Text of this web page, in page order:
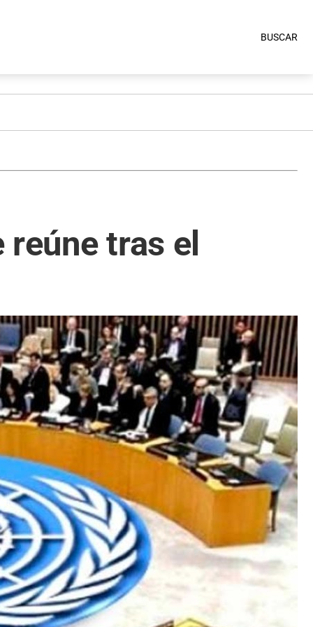
BUSCAR
tras el